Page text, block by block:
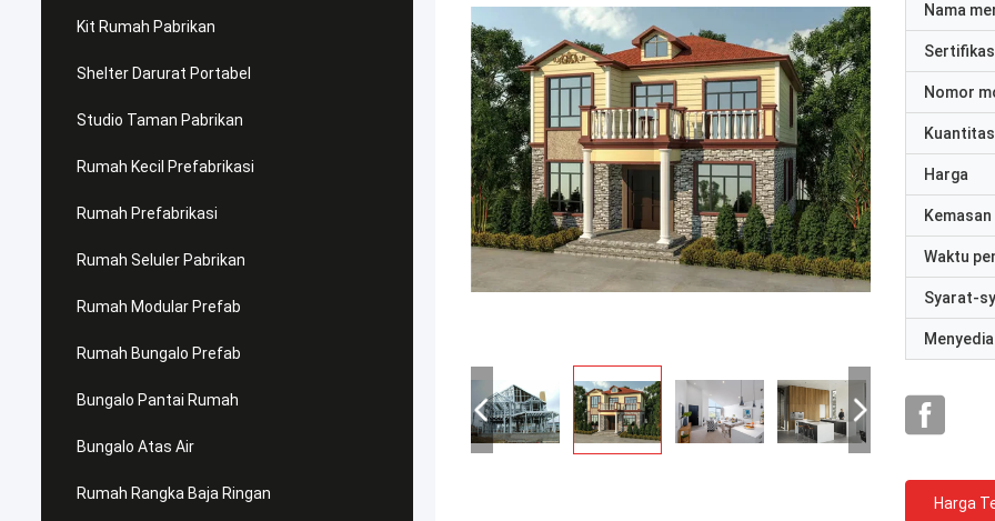
Kit Rumah Pabrikan
Shelter Darurat Portabel
Studio Taman Pabrikan
Rumah Kecil Prefabrikasi
Rumah Prefabrikasi
Rumah Seluler Pabrikan
Rumah Modular Prefab
Rumah Bungalo Prefab
Bungalo Pantai Rumah
Bungalo Atas Air
Rumah Rangka Baja Ringan
Nama
Nomor
Harga
Waktu
Syarat-
Harga